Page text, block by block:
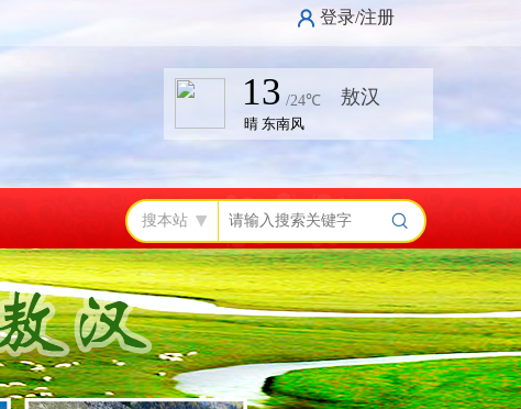
登录/注册
搜本站